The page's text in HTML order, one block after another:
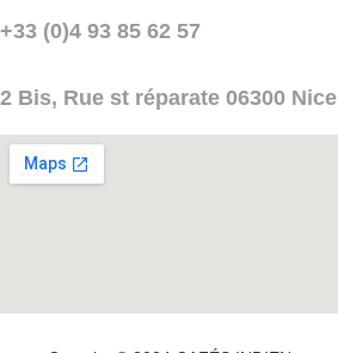
+33 (0)4 93 85 62 57
2 Bis, Rue st réparate 06300 Nice